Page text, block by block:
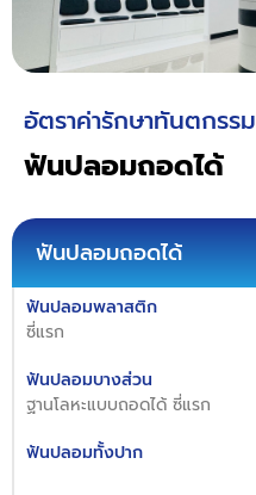
อัตราค่ารักษาทันตกรรม
ฟันปลอมถอดได้
ฟันปลอมถอดได้
ฟันปลอมพลาสติก
ซี่แรก
ฟันปลอมบางส่วน
ฐานโลหะแบบถอดได้ ซี่แรก
ฟันปลอมทั้งปาก